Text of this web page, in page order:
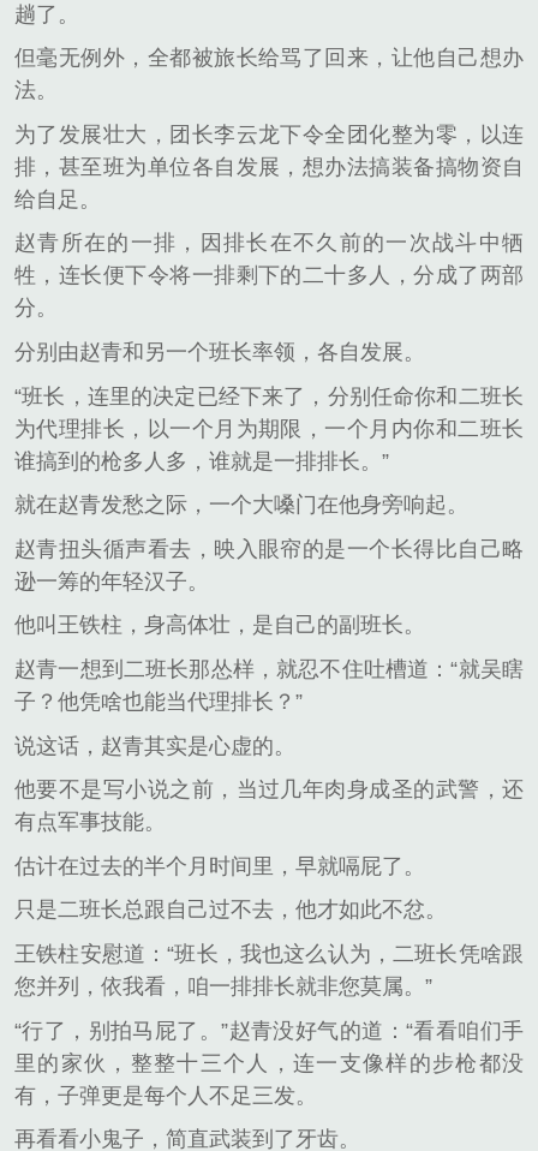
趟了。
但毫无例外，全都被旅长给骂了回来，让他自己想办
法。
为了发展壮大，团长李云龙下令全团化整为零，以连
排，甚至班为单位各自发展，想办法搞装备搞物资自
给自足。
赵青所在的一排，因排长在不久前的一次战斗中牺
牲，连长便下令将一排剩下的二十多人，分成了两部
分。
分别由赵青和另一个班长率领，各自发展。
“班长，连里的决定已经下来了，分别任命你和二班长
为代理排长，以一个月为期限，一个月内你和二班长
谁搞到的枪多人多，谁就是一排排长。”
就在赵青发愁之际，一个大嗓门在他身旁响起。
赵青扭头循声看去，映入眼帘的是一个长得比自己略
逊一筹的年轻汉子。
他叫王铁柱，身高体壮，是自己的副班长。
赵青一想到二班长那怂样，就忍不住吐槽道：“就吴瞎
子？他凭啥也能当代理排长？”
说这话，赵青其实是心虚的。
他要不是写小说之前，当过几年肉身成圣的武警，还
有点军事技能。
估计在过去的半个月时间里，早就嗝屁了。
只是二班长总跟自己过不去，他才如此不忿。
王铁柱安慰道：“班长，我也这么认为，二班长凭啥跟
您并列，依我看，咱一排排长就非您莫属。”
“行了，别拍马屁了。”赵青没好气的道：“看看咱们手
里的家伙，整整十三个人，连一支像样的步枪都没
有，子弹更是每个人不足三发。
再看看小鬼子，简直武装到了牙齿。